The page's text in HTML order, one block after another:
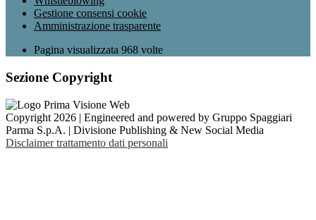
Gestione consensi cookie
Amministrazione trasparente
Pagina visualizzata 968 volte
Sezione Copyright
Copyright 2026 | Engineered and powered by Gruppo Spaggiari
Parma S.p.A. | Divisione Publishing & New Social Media
Disclaimer trattamento dati personali